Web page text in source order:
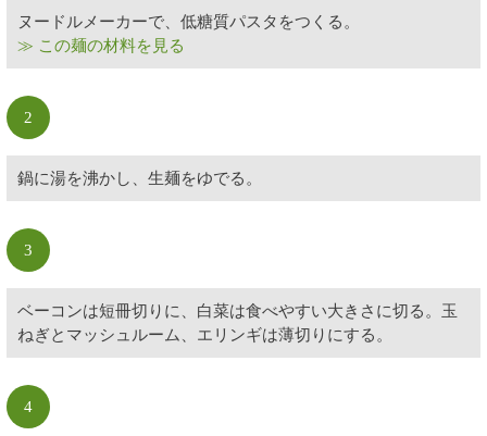
ヌードルメーカーで、低糖質パスタをつくる。
≫ この麺の材料を見る
2
鍋に湯を沸かし、生麺をゆでる。
3
ベーコンは短冊切りに、白菜は食べやすい大きさに切る。玉
ねぎとマッシュルーム、エリンギは薄切りにする。
4